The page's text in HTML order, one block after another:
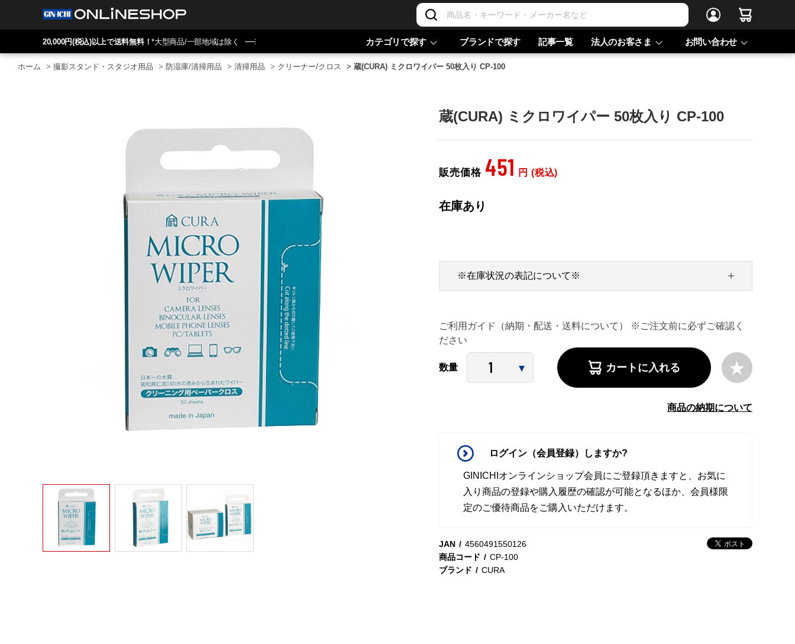
20,000円(税込)以上で送料無料！*大型商品/一部地域は除く カテゴリで探す ブランドで探す 記事一覧 法人のお客さま お問い合わせ
ホーム > 撮影スタンド・スタジオ用品 > 防湿庫/清掃用品 > 清掃用品 > クリーナー/クロス > 蔵(CURA) ミクロワイパー 50枚入り CP-100
蔵(CURA) ミクロワイパー 50枚入り CP-100
販売価格 451 円 (税込)
在庫あり
ご利用ガイド（納期・配送・送料について） ※ご注文前に必ずご確認く
ださい
※在庫状況の表記について※
数量 カートに入れる
商品の納期について
ログイン（会員登録）しますか?
GINICHIオンラインショップ会員にご登録頂きますと、お気に
入り商品の登録や購入履歴の確認が可能となるほか、会員様限
定のご優待商品をご購入いただけます。
JAN
4560491550126
商品コード
CP-100
ブランド
CURA